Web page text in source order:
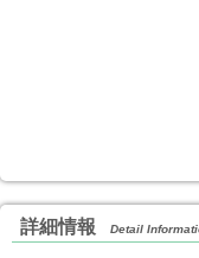
詳細情報 Detail